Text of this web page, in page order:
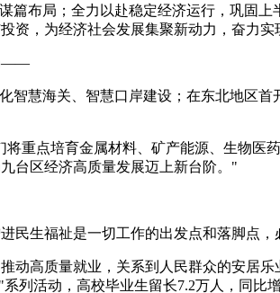
篇布局；全力以赴稳定经济运行，巩固
资，为经济社会发展集聚新动力，奋力
——
智慧海关、智慧口岸建设；在东北地
重点培育金属材料、矿产能源、生物
台区经济高质量发展迈上新台阶。"
民生福祉是一切工作的出发点和落脚点
动高质量就业，关系到人民群众的安居
列活动，高校毕业生留长7.2万人，同比增